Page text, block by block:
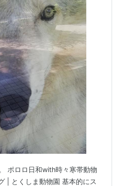
と親交を深めていく。
ロックミュージシャン。
CDデビュー。c/wで中島み
。
アブラゼミ」が全国発売さ
紳助作詞。
ポロロ日和with時々寒帯動物
| とくしま動物園 基本的にス